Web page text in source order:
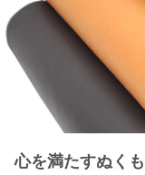
心を満たすぬく